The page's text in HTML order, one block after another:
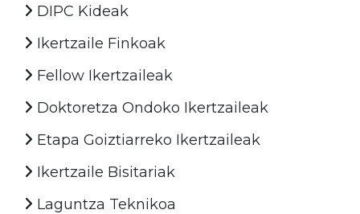
DIPC Kideak
Ikertzaile Finkoak
Fellow Ikertzaileak
Doktoretza Ondoko Ikertzaileak
Etapa Goiztiarreko Ikertzaileak
Ikertzaile Bisitariak
Laguntza Teknikoa